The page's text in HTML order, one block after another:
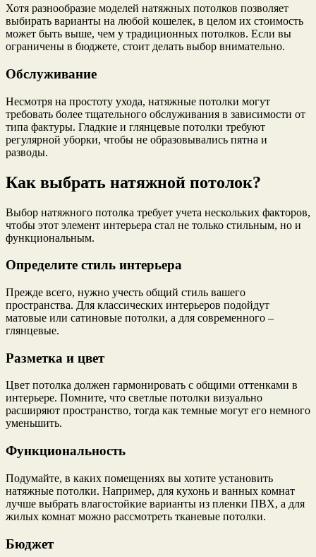
Хотя разнообразие моделей натяжных потолков позволяет
выбирать варианты на любой кошелек, в целом их стоимость
может быть выше, чем у традиционных потолков. Если вы
ограничены в бюджете, стоит делать выбор внимательно.
Обслуживание
Несмотря на простоту ухода, натяжные потолки могут
требовать более тщательного обслуживания в зависимости от
типа фактуры. Гладкие и глянцевые потолки требуют
регулярной уборки, чтобы не образовывались пятна и
разводы.
Как выбрать натяжной потолок?
Выбор натяжного потолка требует учета нескольких факторов,
чтобы этот элемент интерьера стал не только стильным, но и
функциональным.
Определите стиль интерьера
Прежде всего, нужно учесть общий стиль вашего
пространства. Для классических интерьеров подойдут
матовые или сатиновые потолки, а для современного –
глянцевые.
Разметка и цвет
Цвет потолка должен гармонировать с общими оттенками в
интерьере. Помните, что светлые потолки визуально
расширяют пространство, тогда как темные могут его немного
уменьшить.
Функциональность
Подумайте, в каких помещениях вы хотите установить
натяжные потолки. Например, для кухонь и ванных комнат
лучше выбрать влагостойкие варианты из пленки ПВХ, а для
жилых комнат можно рассмотреть тканевые потолки.
Бюджет